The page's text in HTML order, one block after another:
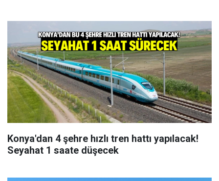
Konya'dan 4 şehre hızlı tren hattı yapılacak!
Seyahat 1 saate düşecek